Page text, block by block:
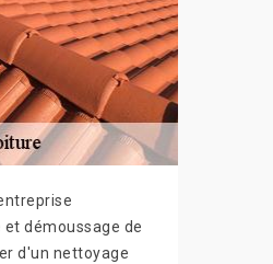
démoussage de
d'un nettoyage